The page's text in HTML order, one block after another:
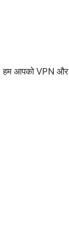
हम आपको VPN और